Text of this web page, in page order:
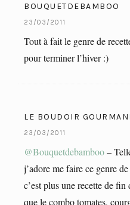
BOUQUETDEBAMBOO
23/03/2011
Tout à fait le genre de
pour terminer l’hiver :)
LE BOUDOIR
23/03/2011
@Bouquetdebamboo–
j’adore me faire ce genre
c’est plus une recette de fin
que le combo tomates,